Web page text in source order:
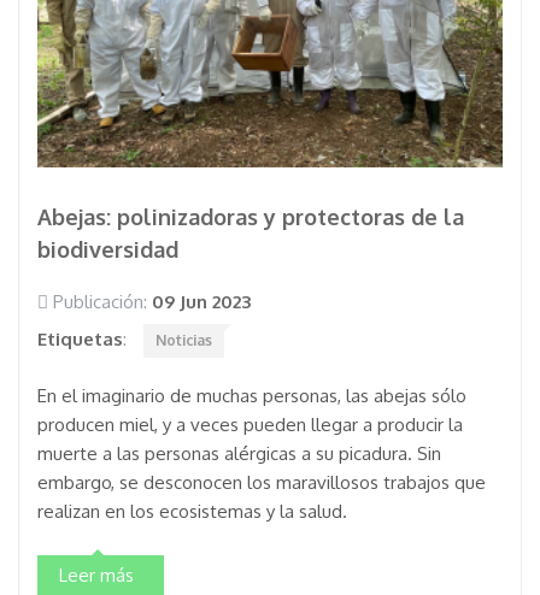
Abejas: polinizadoras y protectoras de la
biodiversidad
Publicación: 09 Jun 2023
Etiquetas: Noticias
En el imaginario de muchas personas, las abejas sólo
producen miel, y a veces pueden llegar a producir la
muerte a las personas alérgicas a su picadura. Sin
embargo, se desconocen los maravillosos trabajos que
realizan en los ecosistemas y la salud.
Leer más